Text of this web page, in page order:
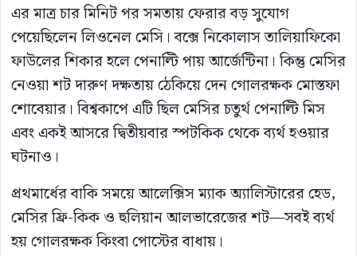
এর মাত্র চার মিনিট পর সমতায় ফেরার বড় সুযোগ
পেয়েছিলেন লিওনেল মেসি। বক্সে নিকোলাস তালিয়াফিকো
ফাউলের শিকার হলে পেনাল্টি পায় আর্জেন্টিনা। কিন্তু মেসির
নেওয়া শট দারুণ দক্ষতায় ঠেকিয়ে দেন গোলরক্ষক মোস্তফা
শোবেয়ার। বিশ্বকাপে এটি ছিল মেসির চতুর্থ পেনাল্টি মিস
এবং একই আসরে দ্বিতীয়বার স্পটকিক থেকে ব্যর্থ হওয়ার
ঘটনাও।
প্রথমার্ধের বাকি সময়ে আলেক্সিস ম্যাক অ্যালিস্টারের হেড,
মেসির ফ্রি-কিক ও হুলিয়ান আলভারেজের শট—সবই ব্যর্থ
হয় গোলরক্ষক কিংবা পোস্টের বাধায়।